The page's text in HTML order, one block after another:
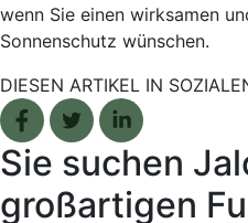
wenn Sie einen wirksamen
Sonnenschutz wünschen.
DIESEN ARTIKEL IN
Facebook share
Tweet Linkedin share
Sie suchen
großartigen